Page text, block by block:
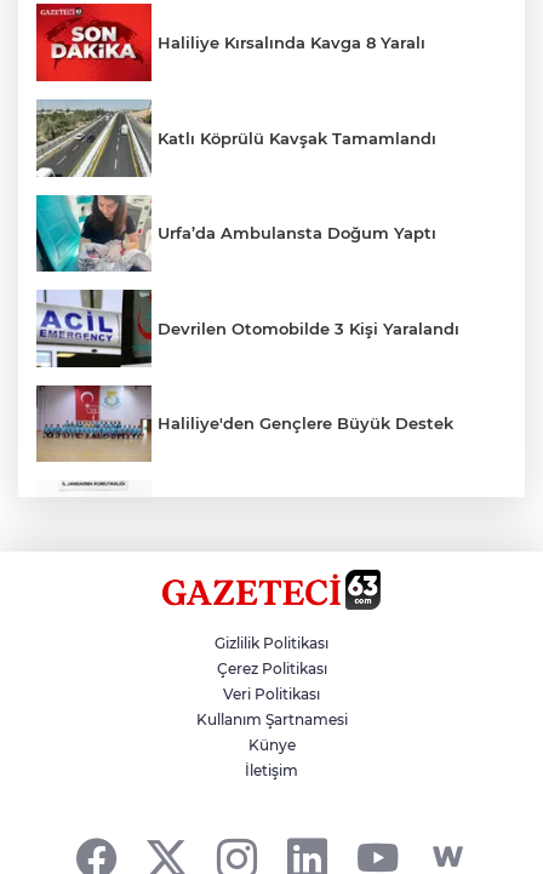
Haliliye Kırsalında Kavga 8 Yaralı
Katlı Köprülü Kavşak Tamamlandı
Urfa’da Ambulansta Doğum Yaptı
Devrilen Otomobilde 3 Kişi Yaralandı
Haliliye'den Gençlere Büyük Destek
Hikmet Başak’tan Ulaşım Çalışması
Atatürk Bulvarında Asfalt Yenileniyor
Gizlilik Politikası
Çerez Politikası
Veri Politikası
Kullanım Şartnamesi
Künye
İletişim